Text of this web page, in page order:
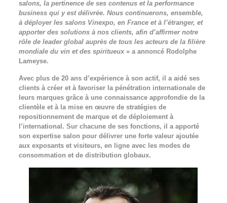
salons, la pertinence de ses contenus et la performance
business qui y est délivrée. Nous continuerons, ensemble,
à déployer les salons Vinexpo, en France et à l’étranger, et
apporter des solutions à nos clients, afin d’affirmer notre
rôle de leader global auprès de tous les acteurs de la filière
mondiale du vin et des spiritueux» a annoncé Rodolphe
Lameyse.
Avec plus de 20 ans d’expérience à son actif, il a aidé ses
clients à créer et à favoriser la pénétration internationale de
leurs marques grâce à une connaissance approfondie de la
clientèle et à la mise en œuvre de stratégies de
repositionnement de marque et de déploiement à
l’international. Sur chacune de ses fonctions, il a apporté
son expertise salon pour délivrer une forte valeur ajoutée
aux exposants et visiteurs, en ligne avec les modes de
consommation et de distribution globaux.